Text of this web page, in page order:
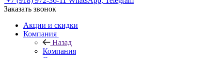
Заказать звонок
Акции и скидки
Компания
Назад
Компания